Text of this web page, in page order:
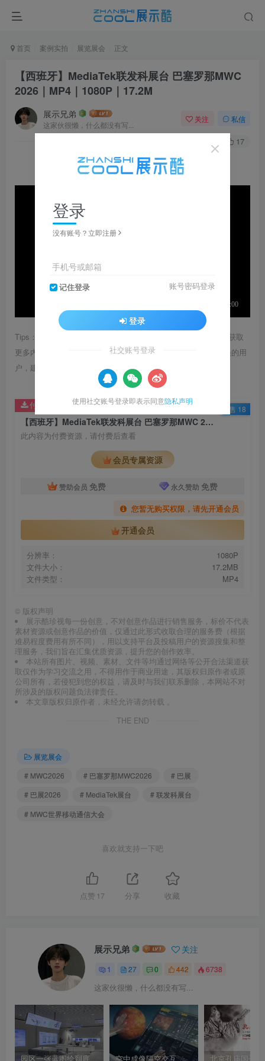
首页 案例实拍 展览展会 正文
【西班牙】MediaTek联发科展台 巴塞罗那MWC
2026｜MP4｜1080P｜17.2M
展示兄弟
这家伙很懒，什么都没有写...
关注 私信
17
Tips：1.内容图片或视频可能会有压缩，若文章提供下载服务，获取
更多内容（无展示酷水印）可在下方下载； 2.没有百度网盘会员的用
户，建议用123云盘可获得更快的下载速度。
【西班牙】MediaTek联发科展台 巴塞罗那MWC 2026｜MP4｜1080P｜17.2M
此内容为付费资源，请付费后查看
会员专属资源
赞助会员 免费 永久赞助 免费
您暂无购买权限，请先开通会员
开通会员
分辨率：
1080P
文件大小：
17.2MB
文件类型：
MP4
付费资源 已售 18
© 版权声明
展示酷珍视每一份创意，不对创意作品进行销售服务，标价不代表
素材资源或创意作品的价值，仅通过此形式收取合理的服务费（根据
难易程度费用有所不同），用以支持平台及投稿用户的资源搜集和整
理服务，我们旨在汇集优质资源，提升您的创作效率。
本站所有图片、视频、素材、文件等均通过网络等公开合法渠道获
取仅作为学习交流之用，不得用作于商业用途，其版权归原作者或原
公司所有，若侵犯到您的权益，请及时与我们联系删除，本网站不对
所涉及的版权问题负法律责任。
本文章版权归原作者，未经允许请勿转载 。
THE END
展览展会
# MWC2026
# 巴塞罗那MWC2026
# 巴展
# 巴展2026
# MediaTek展台
# 联发科展台
# MWC世界移动通信大会
喜欢就支持一下吧
点赞 17 分享 收藏
展示兄弟 关注
1 27 0 442 6738
这家伙很懒，什么都没有写...
空中成像隔空交互 空中投影交互 悬空手势互动装置
登录
没有账号？立即注册
手机号或邮箱
记住登录 账号密码登录
登录
社交账号登录
使用社交账号登录即表示同意隐私声明